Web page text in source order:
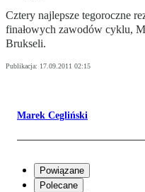
Cztery najlepsze tegoroczne
finałowych zawodów cyklu,
Brukseli.
Publikacja: 17.09.2011 02:15
Marek Cegliński
Powiązane
Polecane